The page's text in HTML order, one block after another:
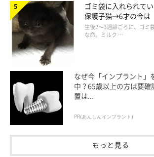
@zoubrothers
ゴミ袋に入れられて
保護子猫→6才の今
美しい黒猫に成長し
生後2〜3週齢ごろに、ゴミ
な命。ミルク …
なぜ今「インプラント」
中？65歳以上の方は要
置は...
PR(あんしんインプラント)
もっと見る